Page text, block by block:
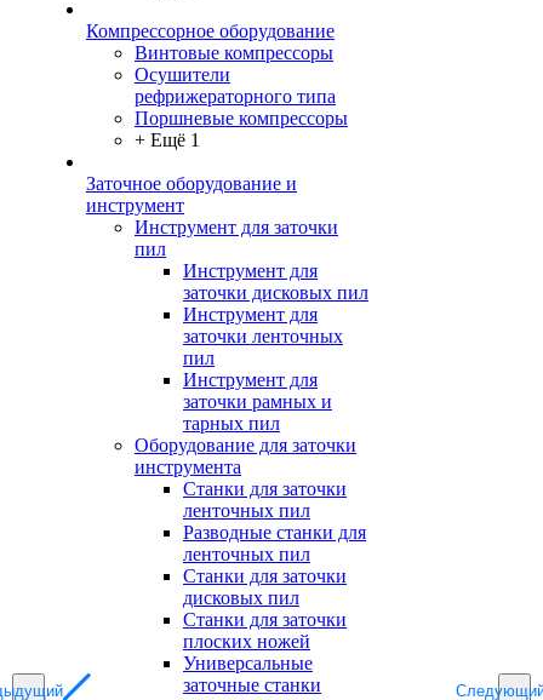
Компрессорное оборудование
Винтовые компрессоры
Осушители
рефрижераторного типа
Поршневые компрессоры
+ Ещё 1
Заточное оборудование и
инструмент
Инструмент для заточки
пил
Инструмент для
заточки дисковых пил
Инструмент для
заточки ленточных
пил
Инструмент для
заточки рамных и
тарных пил
Оборудование для заточки
инструмента
Станки для заточки
ленточных пил
Разводные станки для
ленточных пил
Станки для заточки
дисковых пил
Станки для заточки
плоских ножей
Универсальные
заточные станки